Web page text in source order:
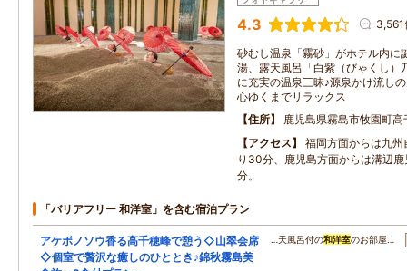
4.3 3,561
砂むし温泉「霧砂」がホテル内に
湯、露天風呂「白紫（びゃくし）
に充実の温泉三昧♪源泉かけ流し
心ゆくまでリラックス
住所
鹿児島県霧島市牧園町
アクセス
福岡方面からは九
り30分、鹿児島方面からは溝辺
分。
「バリアフリー 和洋室」を含む宿泊プラン
アケボノソウ香る高千穂峰で憩う◇山翠会席
◇個室で贅沢な癒しのひととき♪錦秋霧島美
…天風呂付の和洋室のお部屋…